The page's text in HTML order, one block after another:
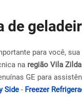
para você,
na região Vila Zilda
GE para
Side - Freezer